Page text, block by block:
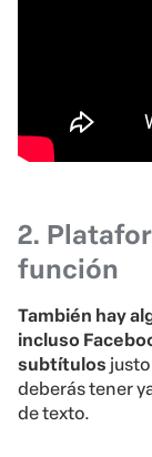
2.
función
También hay
incluso
subtítulos
deberás tener
de texto.